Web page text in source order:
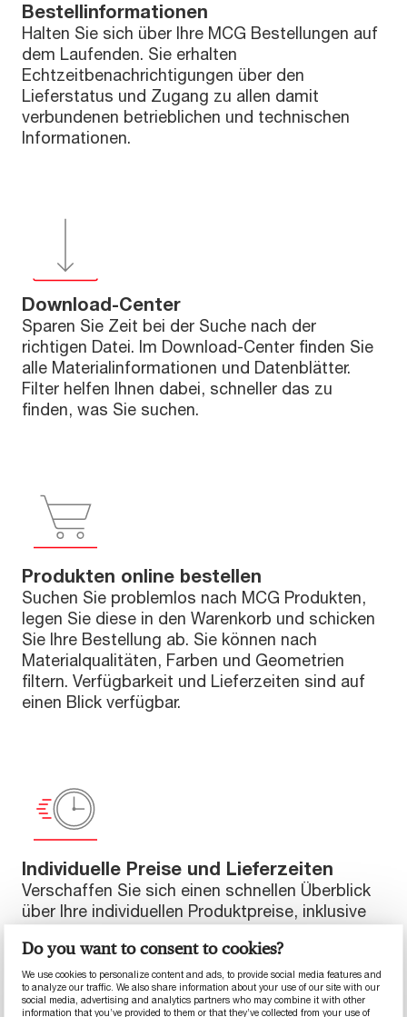
Do you want to consent to cookies?
We use cookies to personalize content and ads, to provide social media features and
to analyze our traffic. We also share information about your use of our site with our
social media, advertising and analytics partners who may combine it with other
information that you’ve provided to them or that they’ve collected from your use of
Bestellinformationen
Halten Sie sich über Ihre MCG Bestellungen auf
dem Laufenden. Sie erhalten
Echtzeitbenachrichtigungen über den
Lieferstatus und Zugang zu allen damit
verbundenen betrieblichen und technischen
Informationen.
Download-Center
Sparen Sie Zeit bei der Suche nach der
richtigen Datei. Im Download-Center finden Sie
alle Materialinformationen und Datenblätter.
Filter helfen Ihnen dabei, schneller das zu
finden, was Sie suchen.
Produkten online bestellen
Suchen Sie problemlos nach MCG Produkten,
legen Sie diese in den Warenkorb und schicken
Sie Ihre Bestellung ab. Sie können nach
Materialqualitäten, Farben und Geometrien
filtern. Verfügbarkeit und Lieferzeiten sind auf
einen Blick verfügbar.
Individuelle Preise und Lieferzeiten
Verschaffen Sie sich einen schnellen Überblick
über Ihre individuellen Produktpreise, inklusive